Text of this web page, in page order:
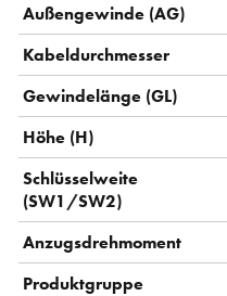
Außengewinde (AG)
Kabeldurchmesser
Gewindelänge (GL)
Höhe (H)
Schlüsselweite
(SW1/SW2)
Anzugsdrehmoment
Produktgruppe